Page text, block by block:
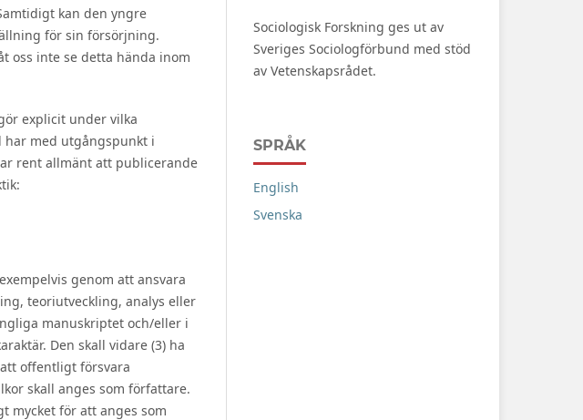
kan den yngre
för sin försörjning.
oss inte se detta hända inom
explicit under vilka
har med utgångspunkt i
rent allmänt att publicerande
genom att ansvara
teoriutveckling, analys eller
manuskriptet och/eller i
Den skall vidare (3) ha
offentligt försvara
skall anges som författare.
mycket för att anges som
Sociologisk Forskning ges ut av
Sveriges Sociologförbund med stöd
av Vetenskapsrådet.
SPRÅK
English
Svenska